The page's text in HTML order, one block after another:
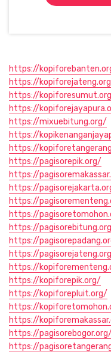
https://
https://
https://
https://
https://mixuebitung.org/
https://
https://
https://pagisorepik.org/
https://
https://
https://
https://
https://
https://
https://
https://
https://kopiforepik.org/
https://kopiforepluit.org/
https://
https://
https://pagisorebogor.org/
https://